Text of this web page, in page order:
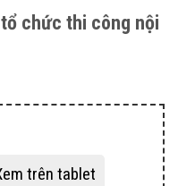
chức thi công nội
trên tablet